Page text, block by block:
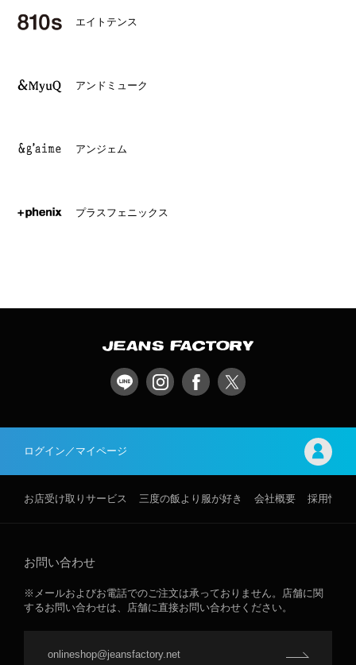
エイトテンス
アンドミューク
アンジェム
プラスフェニックス
ログイン／マイページ
お店受け取りサービス 三度の飯より服が好き 会社概要 採用情報
お問い合わせ
※メールおよびお電話でのご注文は承っておりません。店舗に関
するお問い合わせは、店舗に直接お問い合わせください。
onlineshop@jeansfactory.net